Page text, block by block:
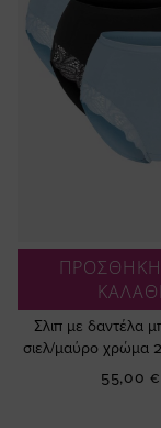
ΚΑΛΑΘΙ
Σλιπ με δαντέλα
σιελ/μαύρο χρώμα
55,00 €